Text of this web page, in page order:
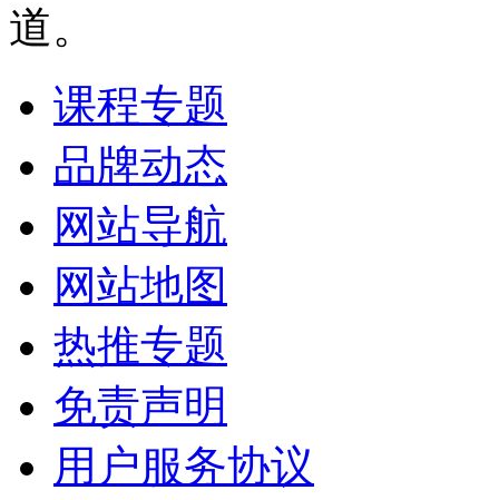
道。
课程专题
品牌动态
网站导航
网站地图
热推专题
免责声明
用户服务协议